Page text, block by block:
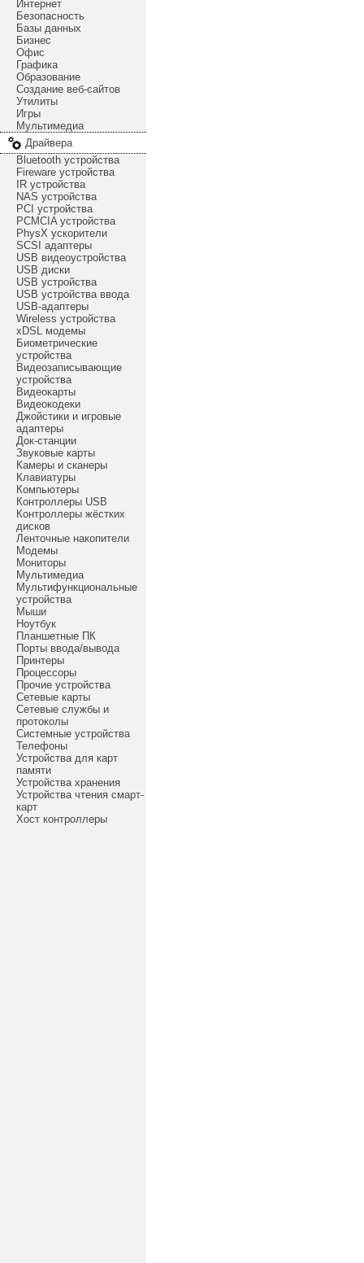
Интернет
Безопасность
Базы данных
Бизнес
Офис
Графика
Образование
Создание веб-сайтов
Утилиты
Игры
Мультимедиа
Драйвера
Bluetooth устройства
Fireware устройства
IR устройства
NAS устройства
PCI устройства
PCMCIA устройства
PhysX ускорители
SCSI адаптеры
USB видеоустройства
USB диски
USB устройства
USB устройства ввода
USB-адаптеры
Wireless устройства
xDSL модемы
Биометрические
устройства
Видеозаписывающие
устройства
Видеокарты
Видеокодеки
Джойстики и игровые
адаптеры
Док-станции
Звуковые карты
Камеры и сканеры
Клавиатуры
Компьютеры
Контроллеры USB
Контроллеры жёстких
дисков
Ленточные накопители
Модемы
Мониторы
Мультимедиа
Мультифункциональные
устройства
Мыши
Ноутбук
Планшетные ПК
Порты ввода/вывода
Принтеры
Процессоры
Прочие устройства
Сетевые карты
Сетевые службы и
протоколы
Системные устройства
Телефоны
Устройства для карт
памяти
Устройства хранения
Устройства чтения смарт-
карт
Хост контроллеры